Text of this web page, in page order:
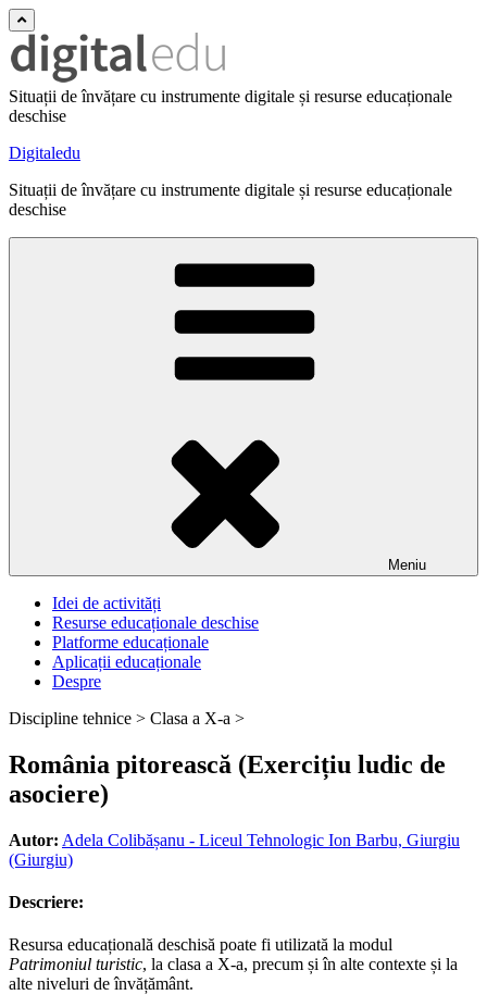
Situații de învățare cu instrumente digitale și resurse educaționale
deschise
Digitaledu
Situații de învățare cu instrumente digitale și resurse educaționale
deschise
Meniu
Idei de activități
Resurse educaționale deschise
Platforme educaționale
Aplicații educaționale
Despre
Discipline tehnice > Clasa a X-a >
România pitorească (Exercițiu ludic de
asociere)
Autor: Adela Colibășanu - Liceul Tehnologic Ion Barbu, Giurgiu
(Giurgiu)
Descriere:
Resursa educațională deschisă poate fi utilizată la modul
Patrimoniul turistic, la clasa a X-a, precum și în alte contexte și la
alte niveluri de învățământ.